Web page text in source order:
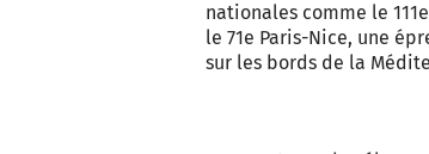
nationales comme le
le 71e Paris-Nice, une
sur les bords de la